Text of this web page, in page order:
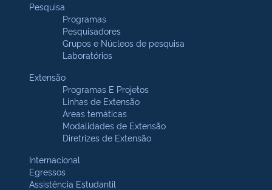
Pesquisa
Programas
Pesquisadores
Grupos e Núcleos de pesquisa
Laboratórios
Extensão
Programas E Projetos
Linhas de Extensão
Áreas temáticas
Modalidades de Extensão
Diretrizes de Extensão
Internacional
Egressos
Assistência Estudantil